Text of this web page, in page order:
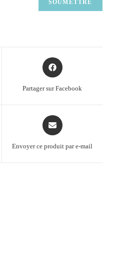
Partager sur Facebook
Envoyer ce produit par e-mail